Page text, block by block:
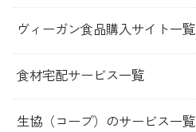
ヴィーガン食品購入サイト一覧
食材宅配サービス一覧
生協（コープ）のサービス一覧